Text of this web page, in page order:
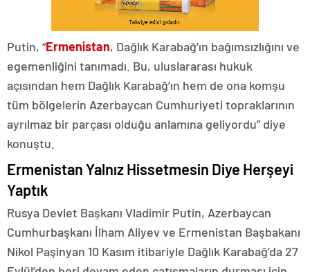
Putin, “Ermenistan, Dağlık Karabağ’ın bağımsızlığını ve
egemenliğini tanımadı. Bu, uluslararası hukuk
açısından hem Dağlık Karabağ’ın hem de ona komşu
tüm bölgelerin Azerbaycan Cumhuriyeti topraklarının
ayrılmaz bir parçası olduğu anlamına geliyordu” diye
konuştu.
Ermenistan Yalnız Hissetmesin Diye Herşeyi
Yaptık
Rusya Devlet Başkanı Vladimir Putin, Azerbaycan
Cumhurbaşkanı İlham Aliyev ve Ermenistan Başbakanı
Nikol Paşinyan 10 Kasım itibariyle Dağlık Karabağ’da 27